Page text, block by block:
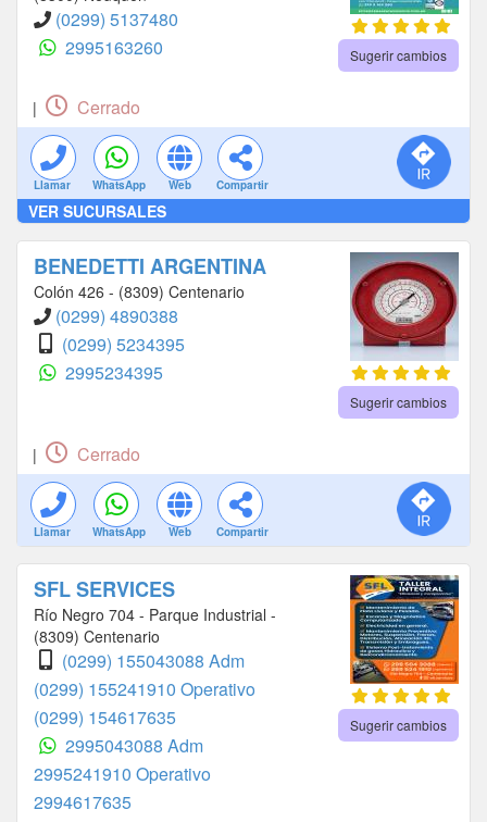
(0299) 5137480
2995163260
Sugerir cambios
| Cerrado
Llamar WhatsApp Web Compartir
VER SUCURSALES
BENEDETTI ARGENTINA
Colón 426 - (8309) Centenario
(0299) 4890388
(0299) 5234395
2995234395
Sugerir cambios
| Cerrado
Llamar WhatsApp Web Compartir
SFL SERVICES
Río Negro 704 - Parque Industrial -
(8309) Centenario
(0299) 155043088 Adm
(0299) 155241910 Operativo
(0299) 154617635
2995043088 Adm
2995241910 Operativo
2994617635
Sugerir cambios